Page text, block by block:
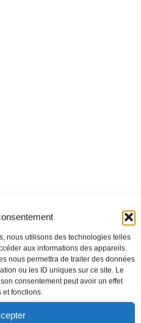
nous utilisons des technologies telles
aux informations des appareils.
nous permettra de traiter des données
ou les ID uniques sur ce site. Le
consentement peut avoir un effet
et fonctions.